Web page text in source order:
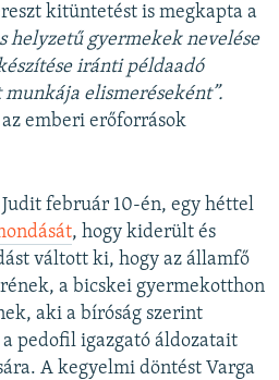
kitüntetést is megkapta a
helyzetű gyermekek nevelése
iránti példaadó
elismeréseként”.
emberi erőforrások
február 10-én, egy héttel
, hogy kiderült és
váltott ki, hogy az államfő
a bicskei gyermekotthon
aki a bíróság szerint
pedofil igazgató áldozatait
A kegyelmi döntést Varga